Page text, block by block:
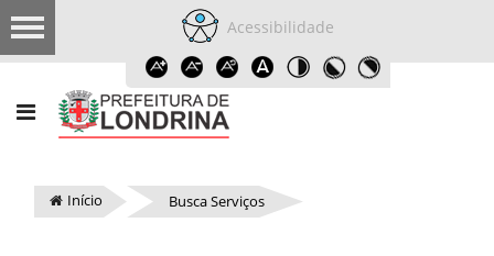
Acessibilidade
Início Busca Serviços